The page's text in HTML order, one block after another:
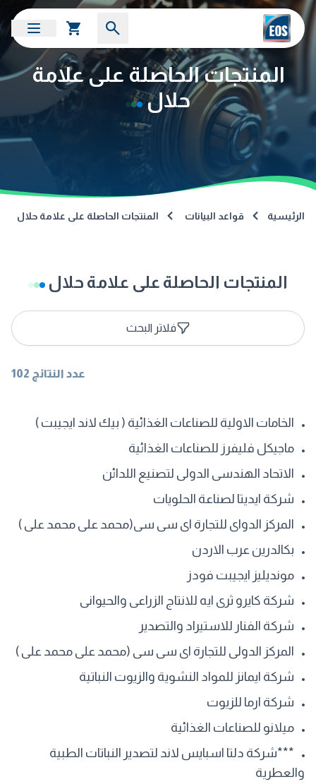
المنتجات الحاصلة على علامة
حلال
الرئيسية قواعد البيانات المنتجات الحاصلة على علامة حلال
المنتجات الحاصلة على علامة حلال
فلاتر البحث
عدد النتائج 102
الخامات الاولية للصناعات الغذائية ( بيك لاند ايجيبت )
ماجيكل فليفرز للصناعات الغذائية
الاتحاد الهندسى الدولى لتصنيع اللدائن
شركة ايديتا لصناعة الحلويات
المركز الدواى للتجارة اى سى سى(محمد على محمد على )
بكالدرين عرب الاردن
مونديليز ايجيبت فودز
شركة كايرو ثرى ايه للانتاج الزراعى والحيوانى
شركة الفنار للاستيراد والتصدير
المركز الدولى للتجارة اى سى سى (محمد على محمد على )
شركة ايمانز للمواد النشوية والزيوت النباتية
شركة ارما للزيوت
ميلانو للصناعات الغذائية
***شركة دلتا اسبايس لاند لتصدير النباتات الطبية
والعطرية